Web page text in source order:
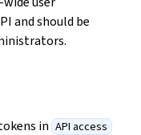
and should be
in API access